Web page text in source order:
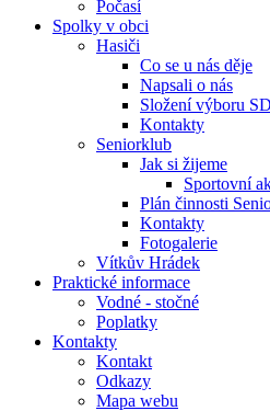
Počasí
Spolky v obci
Hasiči
Co se u nás děje
Napsali o nás
Složení výboru
Kontakty
Seniorklub
Jak si žijeme
Sportovní
Plán činnosti
Kontakty
Fotogalerie
Vítkův Hrádek
Praktické informace
Vodné - stočné
Poplatky
Kontakty
Kontakt
Odkazy
Mapa webu